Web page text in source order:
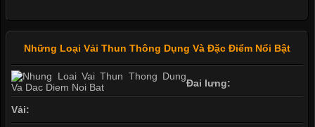
Những Loại Vải Thun Thông Dụng Và Đặc Điểm Nổi Bật
Đai lưng:
Vải: